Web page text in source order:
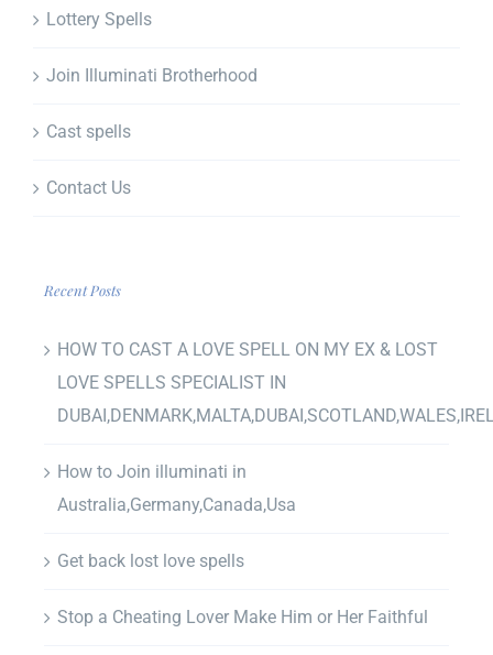
Lottery Spells
Join Illuminati Brotherhood
Cast spells
Contact Us
Recent Posts
HOW TO CAST A LOVE SPELL ON MY EX & LOST
LOVE SPELLS SPECIALIST IN
How to Join illuminati in
Australia,Germany,Canada,Usa
Get back lost love spells
Stop a Cheating Lover Make Him or Her Faithful